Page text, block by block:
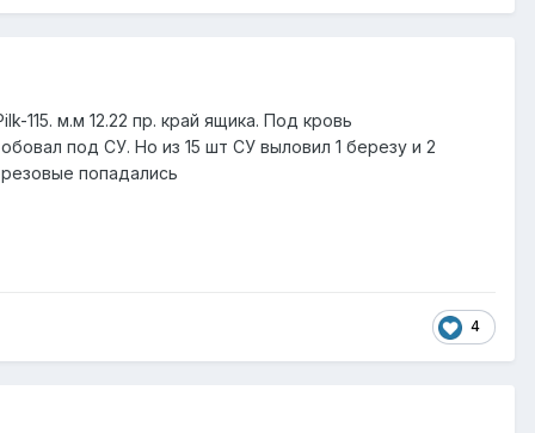
м.м 12.22 пр. край ящика. Под кровь
под СУ. Но из 15 шт СУ выловил 1 березу и 2
попадались
4